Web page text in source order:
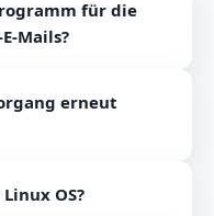
für die
Mails?
einige
erneut
OS?